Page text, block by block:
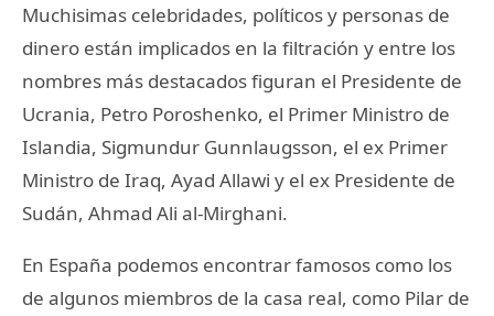
Muchisimas celebridades, políticos y personas de
dinero están implicados en la filtración y entre los
nombres más destacados figuran el Presidente de
Ucrania, Petro Poroshenko, el Primer Ministro de
Islandia, Sigmundur Gunnlaugsson, el ex Primer
Ministro de Iraq, Ayad Allawi y el ex Presidente de
Sudán, Ahmad Ali al-Mirghani.
En España podemos encontrar famosos como los
de algunos miembros de la casa real, como Pilar de